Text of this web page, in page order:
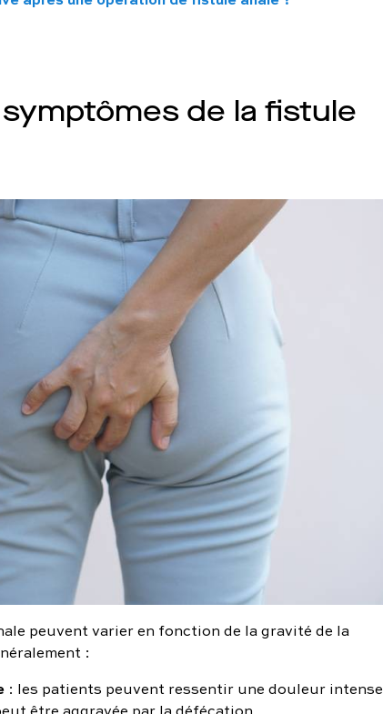
de la fistule
peuvent varier en fonction de la gravité de la
:
: les patients peuvent ressentir une douleur intense